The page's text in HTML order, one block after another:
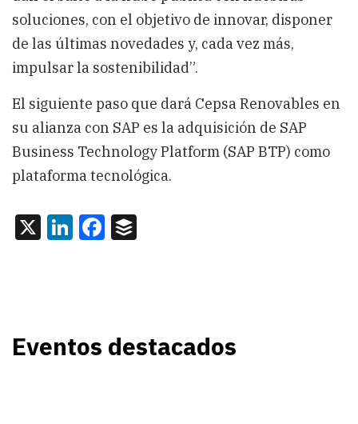
soluciones, con el objetivo de innovar, disponer
de las últimas novedades y, cada vez más,
impulsar la sostenibilidad”.
El siguiente paso que dará Cepsa Renovables en
su alianza con SAP es la adquisición de SAP
Business Technology Platform (SAP BTP) como
plataforma tecnológica.
X LinkedIn
Facebook
Eventos destacados